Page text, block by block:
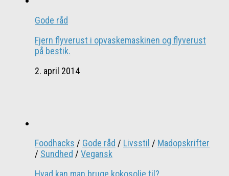
Gode råd
Fjern flyverust i opvaskemaskinen og flyverust
på bestik.
2. april 2014
Foodhacks / Gode råd / Livsstil / Madopskrifter
/ Sundhed / Vegansk